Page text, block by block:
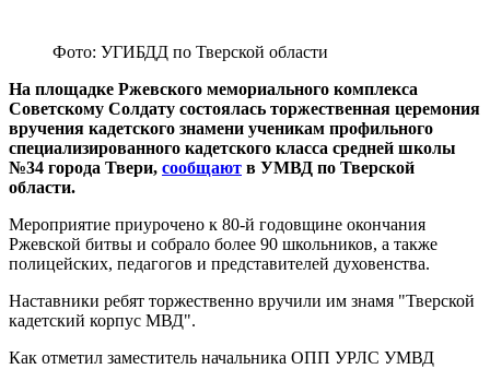
Фото: УГИБДД по Тверской области
На площадке Ржевского мемориального комплекса
Советскому Солдату состоялась торжественная церемония
вручения кадетского знамени ученикам профильного
специализированного кадетского класса средней школы
№34 города Твери, сообщают в УМВД по Тверской
области.
Мероприятие приурочено к 80-й годовщине окончания
Ржевской битвы и собрало более 90 школьников, а также
полицейских, педагогов и представителей духовенства.
Наставники ребят торжественно вручили им знамя "Тверской
кадетский корпус МВД".
Как отметил заместитель начальника ОПП УРЛС УМВД